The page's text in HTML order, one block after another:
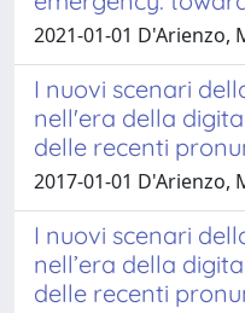
2021-01-01 D'Arienzo,
I nuovi scenari
nell'era della
delle recenti
2017-01-01 D'Arienzo,
I nuovi scenari
nell’era della
delle recenti